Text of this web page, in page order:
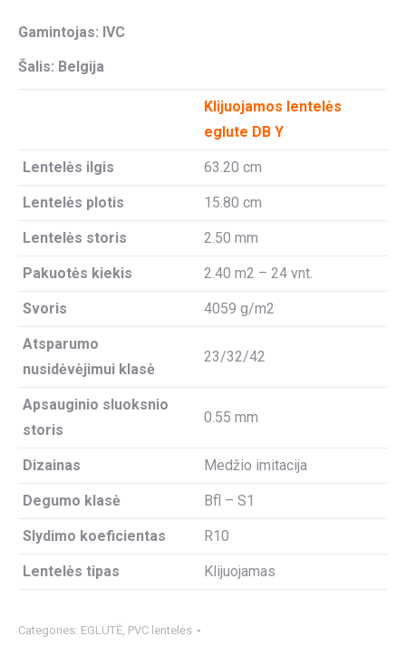
Gamintojas: IVC
Šalis: Belgija
Klijuojamos lentelės
eglute DB Y
Lentelės ilgis 63.20 cm
Lentelės plotis 15.80 cm
Lentelės storis 2.50 mm
Pakuotės kiekis 2.40 m2 – 24 vnt.
Svoris 4059 g/m2
Atsparumo
nusidėvėjimui klasė
23/32/42
Apsauginio sluoksnio
storis
0.55 mm
Dizainas Medžio imitacija
Degumo klasė Bfl – S1
Slydimo koeficientas R10
Lentelės tipas Klijuojamas
Categories: EGLUTĖ, PVC lentelės